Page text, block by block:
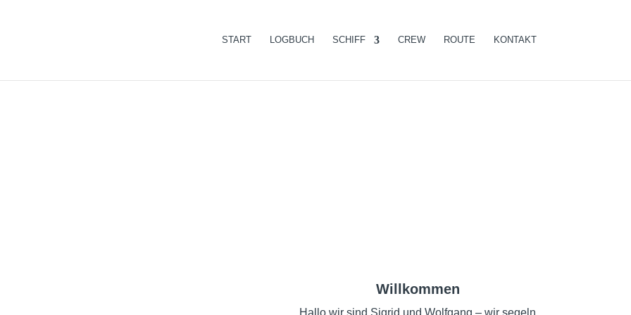
START LOGBUCH SCHIFF CREW ROUTE KONTAKT
Willkommen
Hallo wir sind Sigrid und Wolfgang – wir segeln